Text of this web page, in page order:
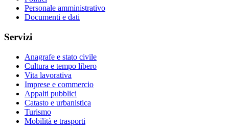
Personale amministrativo
Documenti e dati
Servizi
Anagrafe e stato civile
Cultura e tempo libero
Vita lavorativa
Imprese e commercio
Appalti pubblici
Catasto e urbanistica
Turismo
Mobilità e trasporti